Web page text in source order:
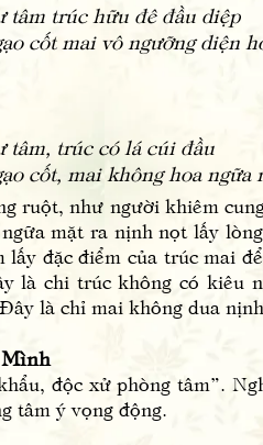
tâm trúc hữu đê đầu diệp
cốt mai vô ngưỡng diện
tâm, trúc có lá cúi đầu
cốt, mai không hoa ngữa
như người khiêm cung
mặt ra nịnh nọt lấy
lấy đặc điểm của trúc mai
là chi trúc không có kiêu
là chỉ mai không dua
độc xử phòng tâm”.
tâm ý vọng động.